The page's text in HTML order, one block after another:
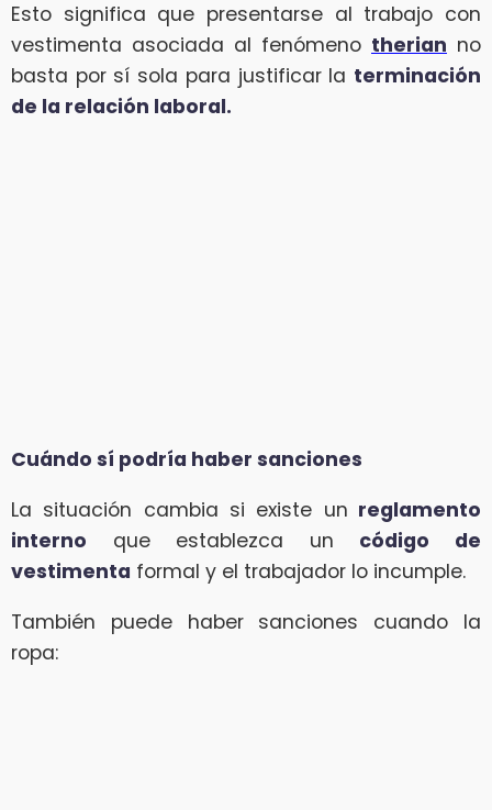
Esto significa que presentarse al trabajo con
vestimenta asociada al fenómeno therian no
basta por sí sola para justificar la terminación
de la relación laboral.
Cuándo sí podría haber sanciones
La situación cambia si existe un reglamento
interno que establezca un código de
vestimenta formal y el trabajador lo incumple.
También puede haber sanciones cuando la
ropa: